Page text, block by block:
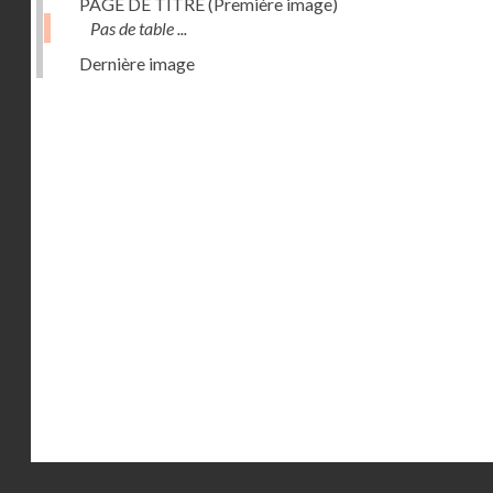
Pas de table ...
Dernière image